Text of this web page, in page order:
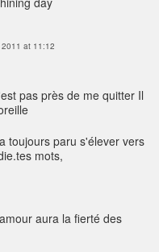
2011 at 11:12
pas près de me quitter Il
toujours paru s'élever vers
mots,
aura la fierté des